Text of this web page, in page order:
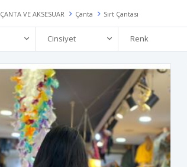
ÇANTA VE AKSESUAR Çanta Sırt Çantası
Cinsiyet Renk